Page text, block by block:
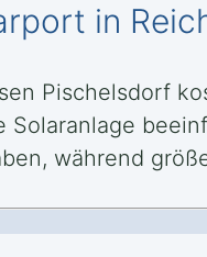
in
Pischelsdorf
während